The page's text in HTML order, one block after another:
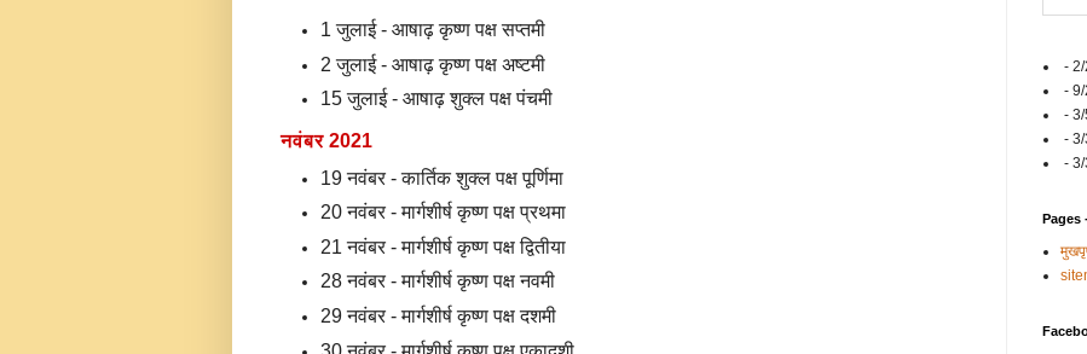
1 जुलाई - आषाढ़ कृष्ण पक्ष सप्तमी
2 जुलाई - आषाढ़ कृष्ण पक्ष अष्टमी
15 जुलाई - आषाढ़ शुक्ल पक्ष पंचमी
नवंबर 2021
19 नवंबर - कार्तिक शुक्ल पक्ष पूर्णिमा
20 नवंबर - मार्गशीर्ष कृष्ण पक्ष प्रथमा
21 नवंबर - मार्गशीर्ष कृष्ण पक्ष द्वितीया
28 नवंबर - मार्गशीर्ष कृष्ण पक्ष नवमी
29 नवंबर -मार्गशीर्ष कृष्ण पक्ष दशमी
-
-
-
-
-
Pages